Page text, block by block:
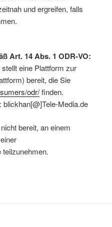
und ergreifen, falls
Art. 14 Abs. 1 ODR-VO:
eine Plattform zur
bereit, die Sie
odr/finden.
Media.de
bereit, an einem